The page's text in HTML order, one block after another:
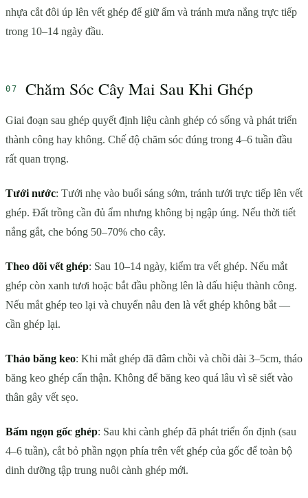
nhựa cắt đôi úp lên vết ghép để giữ ẩm và tránh mưa nắng trực tiếp
trong 10–14 ngày đầu.
Chăm Sóc Cây Mai Sau Khi Ghép
Giai đoạn sau ghép quyết định liệu cành ghép có sống và phát triển
thành công hay không. Chế độ chăm sóc đúng trong 4–6 tuần đầu
rất quan trọng.
Tưới nước: Tưới nhẹ vào buổi sáng sớm, tránh tưới trực tiếp lên vết
ghép. Đất trồng cần đủ ẩm nhưng không bị ngập úng. Nếu thời tiết
nắng gắt, che bóng 50–70% cho cây.
Theo dõi vết ghép: Sau 10–14 ngày, kiểm tra vết ghép. Nếu mắt
ghép còn xanh tươi hoặc bắt đầu phồng lên là dấu hiệu thành công.
Nếu mắt ghép teo lại và chuyển nâu đen là vết ghép không bắt —
cần ghép lại.
Tháo băng keo: Khi mắt ghép đã đâm chồi và chồi dài 3–5cm, tháo
băng keo ghép cẩn thận. Không để băng keo quá lâu vì sẽ siết vào
thân gây vết sẹo.
Bấm ngọn gốc ghép: Sau khi cành ghép đã phát triển ổn định (sau
4–6 tuần), cắt bỏ phần ngọn phía trên vết ghép của gốc để toàn bộ
dinh dưỡng tập trung nuôi cành ghép mới.